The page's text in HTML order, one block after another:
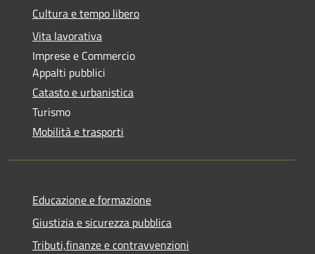
Cultura e tempo libero
Vita lavorativa
Imprese e Commercio
Appalti pubblici
Catasto e urbanistica
Turismo
Mobilità e trasporti
Educazione e formazione
Giustizia e sicurezza pubblica
Tributi,finanze e contravvenzioni